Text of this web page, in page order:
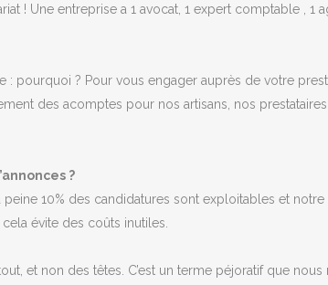
! Une entreprise a 1 avocat, 1 expert comptable ,
: pourquoi ? Pour vous engager auprès de votre
des acomptes pour nos artisans, nos
?
10% des candidatures sont exploitables et
évite des coûts inutiles.
et non des têtes. C’est un terme péjoratif que nous